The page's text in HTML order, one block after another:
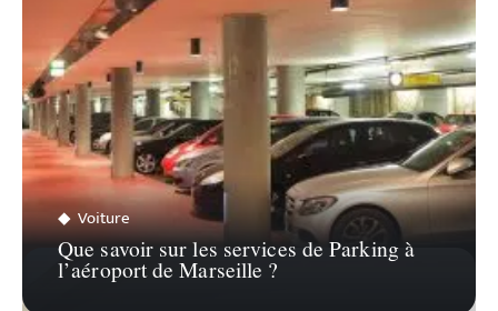
Voiture
Que savoir sur les services de Parking à
l’aéroport de Marseille ?